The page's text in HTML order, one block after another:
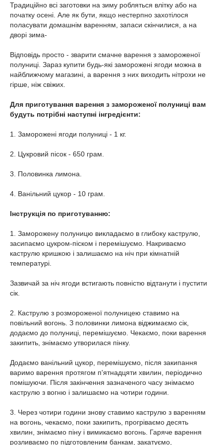
Традиційно всі заготовки на зиму робляться влітку або на
початку осені. Але як бути, якщо нестерпно захотілося
поласувати домашнім варенням, запаси скінчилися, а на
дворі зима-
Відповідь просто - зварити смачне варення з замороженої
полуниці. Зараз купити будь-які заморожені ягоди можна в
найближчому магазині, а варення з них виходить нітрохи не
гірше, ніж свіжих.
Для приготування варення з замороженої полуниці вам
будуть потрібні наступні інгредієнти:
1. Заморожені ягоди полуниці - 1 кг.
2. Цукровий пісок - 650 грам.
3. Половинка лимона.
4. Ванільний цукор - 10 грам.
Інструкція по приготуванню:
1. Заморожену полуницю викладаємо в глибоку каструлю,
засипаємо цукром-піском і перемішуємо. Накриваємо
каструлю кришкою і залишаємо на ніч при кімнатній
температурі.
Зазвичай за ніч ягоди встигають повністю відтанути і пустити
сік.
2. Каструлю з розмороженої полуницею ставимо на
повільний вогонь. З половинки лимона віджимаємо сік,
додаємо до полуниці, перемішуємо. Чекаємо, поки варення
закипить, знімаємо утворилася пінку.
Додаємо ванільний цукор, перемішуємо, після закипання
варимо варення протягом п'ятнадцяти хвилин, періодично
помішуючи. Після закінчення зазначеного часу знімаємо
каструлю з вогню і залишаємо на чотири години.
3. Через чотири години знову ставимо каструлю з варенням
на вогонь, чекаємо, поки закипить, прогріваємо десять
хвилин, знімаємо піну і вимикаємо вогонь. Гаряче варення
розливаємо по підготовленим банкам, закатуємо,